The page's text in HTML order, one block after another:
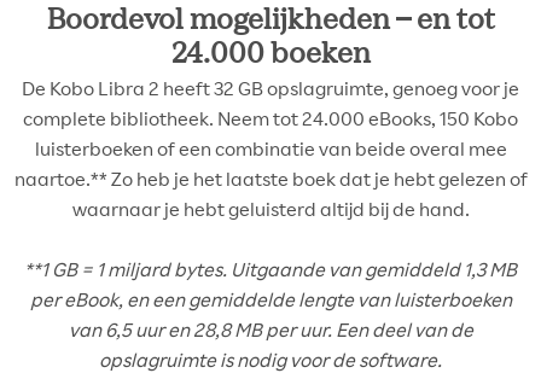
Boordevol mogelijkheden – en tot
24.000 boeken
De Kobo Libra 2 heeft 32 GB opslagruimte, genoeg voor je
complete bibliotheek. Neem tot 24.000 eBooks, 150 Kobo
luisterboeken of een combinatie van beide overal mee
naartoe.** Zo heb je het laatste boek dat je hebt gelezen of
waarnaar je hebt geluisterd altijd bij de hand.
**1 GB = 1 miljard bytes. Uitgaande van gemiddeld 1,3 MB
per eBook, en een gemiddelde lengte van luisterboeken
van 6,5 uur en 28,8 MB per uur. Een deel van de
opslagruimte is nodig voor de software.